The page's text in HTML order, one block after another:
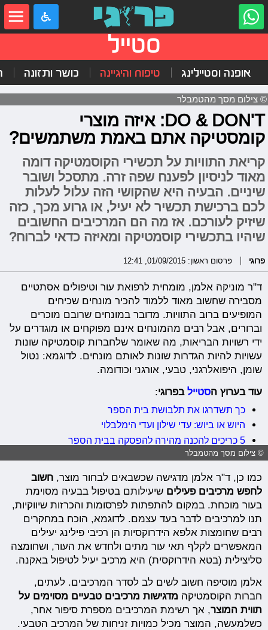
סטייל
אופנה וסטיילינג טיפוח והיגיינה כושר ותזונה
© צילום מסך מהטמבלר
DO & DON'T: איזה מוצרי
קומסטיקה אתם באמת משתמשים?
קריאת התוויות על תכשירי הקוסמטיקה דומה
מאוד לניסיון לפענח שפה זרה. מתסכל ושובר
שיניים. הבעיה היא שהקושי הזה עלול לעלות
לכם ברכישת תכשיר לא יעיל, או גרוע מכך, כזה
שיזיק לעורכם. אז מה הם המרכיבים החשובים
שיהיו בתכשירי קוסמטיקה ומאיזה כדאי לברוח?
פרוגי פרסום ראשון: 01/09/2015, 12:41
ד"ר מוניקה אלמן, מומחית לרפואת עור וטיפולים אסתטיים
מסבירה שחשוב מאוד ללמוד להכיר מונחים שכיחים
המופיעים ברוב התוויות. מדובר במונחים שרובם מוכרים
וברורים, אבל רבים מהמונחים אינם מפוקחים או מוגדרים על
ידי רשויות הבריאות, מה שאומר שלחברות קוסמטיקה שונות
עשויות להיות הגדרות שונות לאותם מונחים. לדוגמא: נטול
שומן, היפואלרגני, טבעי, אורגני וכודומה.
עוד בערוץ הסטיילבפרוגי:
כך תשדרגו את תלבושת בית הספר
היוש או ביוש: עדי שילון ועדי הימלבלוי
5 כריכים להכנה מהירה להפסקה בבית הספר
© צילום מסך מהטמבלר
כמו כן, ד"ר אלמן מדגישה שכשבאים לבחור מוצר,חשוב
לחפש מרכיבים פעילים שיעילותם בטיפול בבעיה מסוימת
בעור מוכחת. במקום להתפתות לפרסומות והכרזות שיווקיות,
תנו למרכיבים לדבר בעד עצמם. לדוגמא, הוכח במחקרים
רבים שחומצות אלפא הידרוקסיות הן רכיבי פילינג יעילים
המאפשרים לקלף תאי עור מתים ולחדש את העור, ושחומצה
סליצילית (בטא הידרוקסית) היא מרכיב יעיל לטיפול באקנה.
אלמן מוסיפה חשוב לשים לב לסדר המרכיבים. לעתים,
חברות הקוסמטיקה מדגישות מרכיבים טבעיים מסוימים על
תווית המוצר, אך רשימת המרכיבים מספרת סיפור אחר,
כשלמעשה, המוצר מכיל כמויות זניחות של המרכיב הטבעי.